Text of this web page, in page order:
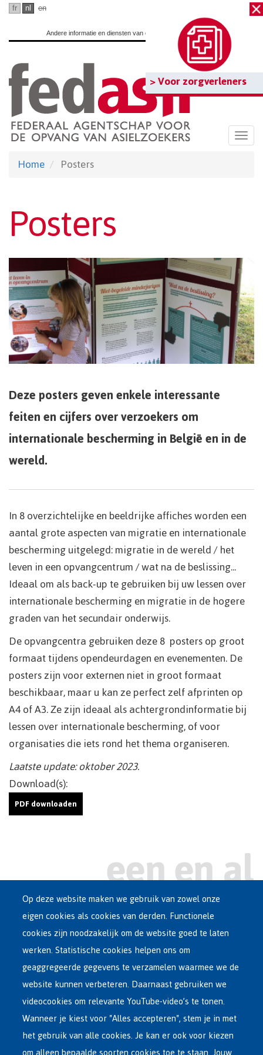
Ga
hoofdinhoud
> Voor zorgverleners
fr nl en
Andere informatie en diensten van de overheid:www.belgium.be
Home Posters
Posters
Deze posters geven enkele interessante
feiten en cijfers over verzoekers om
internationale bescherming in België en in de
wereld.
In 8 overzichtelijke en beeldrijke affiches worden een
aantal grote aspecten van migratie en internationale
bescherming uitgelegd: migratie in de wereld / het
leven in een opvangcentrum / wat na de beslissing...
Ideaal om als back-up te gebruiken bij uw lessen over
internationale bescherming en migratie in de hogere
graden van het secundair onderwijs.
De opvangcentra gebruiken deze 8 posters op groot
formaat tijdens opendeurdagen en evenementen. De
posters zijn voor externen niet in groot formaat
beschikbaar, maar u kan ze perfect zelf afprinten op
A4 of A3. Ze zijn ideaal als achtergrondinformatie bij
lessen over internationale bescherming, of voor
organisaties die iets rond het thema organiseren.
Laatste update: oktober 2023.
Download(s):
PDF downloaden
Main
Dutch
Menu
ASIEL IN BELGIË
OPVANGNETWERK
VRIJWILLIGE TERUGKEER
INTERNATIONAAL
OVER FEDASIL
Op deze website maken we gebruik van zowel onze
eigen cookies als cookies van derden. Functionele
cookies zijn noodzakelijk om de website goed te laten
werken. Statistische cookies helpen ons om
geaggregeerde gegevens te verzamelen waarmee we de
website kunnen verbeteren. Daarnaast gebruiken we
videocookies om relevante YouTube-video’s te tonen.
Wanneer je kiest voor "Alles accepteren", stem je in met
het gebruik van alle cookies. Je kan er ook voor kiezen